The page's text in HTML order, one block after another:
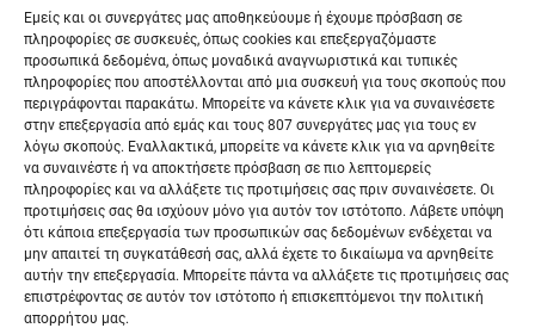
Εμείς και οι συνεργάτες μας αποθηκεύουμε ή έχουμε πρόσβαση σε
πληροφορίες σε συσκευές, όπως cookies και επεξεργαζόμαστε
προσωπικά δεδομένα, όπως μοναδικά αναγνωριστικά και τυπικές
πληροφορίες που αποστέλλονται από μια συσκευή για τους σκοπούς που
περιγράφονται παρακάτω. Μπορείτε να κάνετε κλικ για να συναινέσετε
στην επεξεργασία από εμάς και τους 807 συνεργάτες μας για τους εν
λόγω σκοπούς. Εναλλακτικά, μπορείτε να κάνετε κλικ για να αρνηθείτε
να συναινέστε ή να αποκτήσετε πρόσβαση σε πιο λεπτομερείς
πληροφορίες και να αλλάξετε τις προτιμήσεις σας πριν συναινέσετε. Οι
προτιμήσεις σας θα ισχύουν μόνο για αυτόν τον ιστότοπο. Λάβετε υπόψη
ότι κάποια επεξεργασία των προσωπικών σας δεδομένων ενδέχεται να
μην απαιτεί τη συγκατάθεσή σας, αλλά έχετε το δικαίωμα να αρνηθείτε
αυτήν την επεξεργασία. Μπορείτε πάντα να αλλάξετε τις προτιμήσεις σας
επιστρέφοντας σε αυτόν τον ιστότοπο ή επισκεπτόμενοι την πολιτική
απορρήτου μας.
ν